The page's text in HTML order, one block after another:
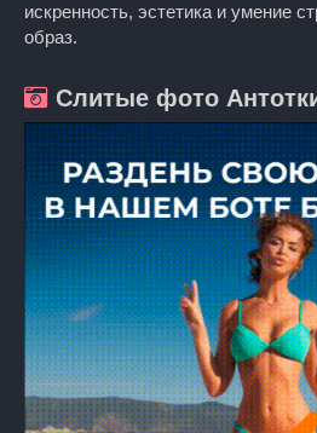
искренность, эстетика и умение
образ.
Слитые фото